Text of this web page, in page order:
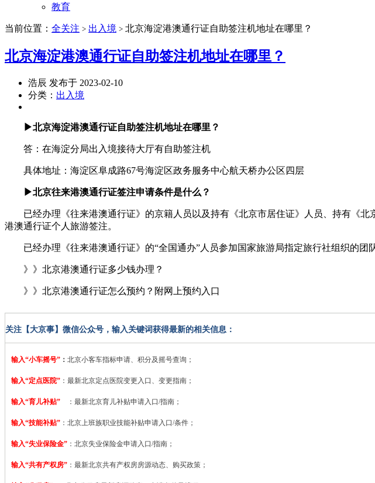
教育
当前位置： 全关注 > 出入境 > 北京海淀港澳通行证自助签注机地址在哪里？
北京海淀港澳通行证自助签注机地址在哪里？
浩辰 发布于 2023-02-10
分类： 出入境
▶北京海淀港澳通行证自助签注机地址在哪里？
答：在海淀分局出入境接待大厅有自助签注机
具体地址：海淀区阜成路67号海淀区政务服务中心航天桥办公区四层
▶北京往来港澳通行证签注申请条件是什么？
已经办理《往来港澳通行证》的京籍人员以及持有《北京市居住证》人员、持有《北
港澳通行证个人旅游签注。
已经办理《往来港澳通行证》的“全国通办”人员参加国家旅游局指定旅行社组织的团
》》北京港澳通行证多少钱办理？
》》北京港澳通行证怎么预约？附网上预约入口
关注【大京事】微信公众号，输入关键词获得最新的相关信息：
输入“小车摇号” ： 北京小客车指标申请、积分及摇号查询；
输入“定点医院” ： 最新北京定点医院变更入口、变更指南；
输入“育儿补贴” ：最新北京育儿补贴申请入口/指南；
输入“技能补贴” ： 北京上班族职业技能补贴申请入口/条件；
输入“失业保险金” ：北京失业保险金申请入口/指南；
输入“共有产权房” ：最新北京共有产权房房源动态、购买政策；